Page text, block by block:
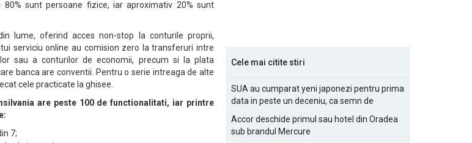
sunt persoane fizice, iar aproximativ 20% sunt
lume, oferind acces non-stop la conturile proprii,
serviciu online au comision zero la transferuri intre
sau a conturilor de economii, precum si la plata
banca are conventii. Pentru o serie intreaga de alte
cele practicate la ghisee.
are peste 100 de functionalitati, iar printre
7;
Cele mai citite stiri
SUA au cumparat yeni japonezi pentru prima
data in peste un deceniu, ca semn de
Accor deschide primul sau hotel din Oradea
sub brandul Mercure